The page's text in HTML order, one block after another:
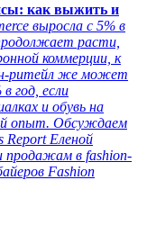
как выжить и
выросла с 5% в
расти,
коммерции, к
ритейл же может
год, если
и обувь на
опыт. Обсуждаем
Еленой
продажам в fashion-
Fashion